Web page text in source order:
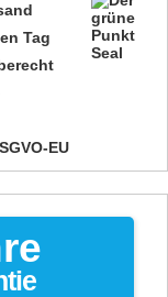
Tag
EU